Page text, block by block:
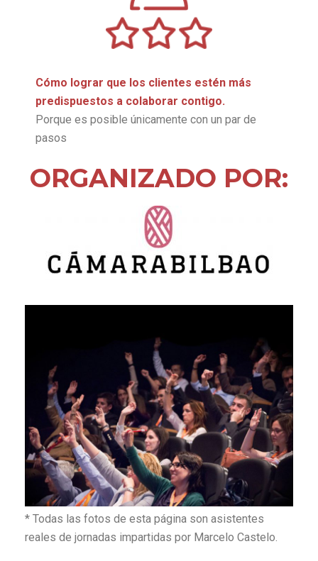
Cómo lograr que los clientes estén más
predispuestos a colaborar contigo.
Porque es posible únicamente con un par de
pasos
ORGANIZADO POR:
* Todas las fotos de esta página son asistentes
reales de jornadas impartidas por Marcelo Castelo.